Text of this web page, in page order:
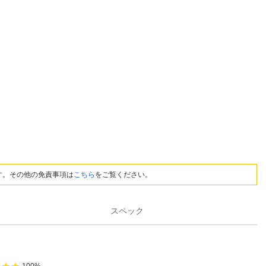
その他の免責事項はこちら をご覧ください。
スペック